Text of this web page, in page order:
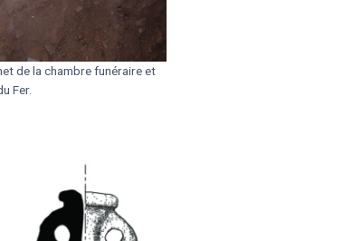
de la chambre funéraire et
Fer.